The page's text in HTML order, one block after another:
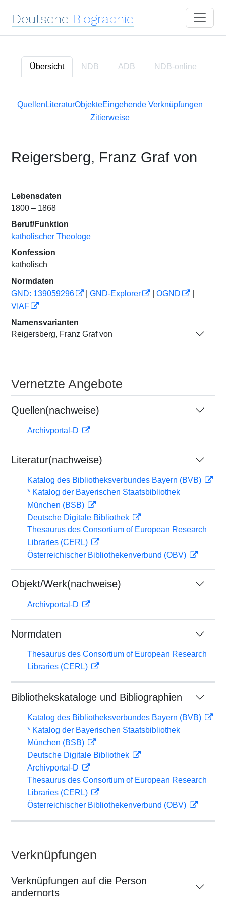
Deutsche Biographie
Übersicht NDB ADB NDB-online
Quellen LiteraturObjekteEingehende Verknüpfungen
Zitierweise
Reigersberg, Franz Graf von
Lebensdaten
1800 – 1868
Beruf/Funktion
katholischer Theologe
Konfession
katholisch
Normdaten
GND: 139059296
GND-Explorer OGND
VIAF
Namensvarianten
Reigersberg, Franz Graf von
Vernetzte Angebote
Quellen(nachweise)
Archivportal-D
Literatur(nachweise)
Katalog des Bibliotheksverbundes Bayern (BVB)
* Katalog der Bayerischen Staatsbibliothek
München (BSB)
Deutsche Digitale Bibliothek
Thesaurus des Consortium of European Research
Libraries (CERL)
Österreichischer Bibliothekenverbund (OBV)
Objekt/Werk(nachweise)
Archivportal-D
Normdaten
Thesaurus des Consortium of European Research
Libraries (CERL)
Bibliothekskataloge und Bibliographien
Katalog des Bibliotheksverbundes Bayern (BVB)
* Katalog der Bayerischen Staatsbibliothek
München (BSB)
Deutsche Digitale Bibliothek
Archivportal-D
Thesaurus des Consortium of European Research
Libraries (CERL)
Österreichischer Bibliothekenverbund (OBV)
Verknüpfungen
Verknüpfungen auf die Person
andernorts